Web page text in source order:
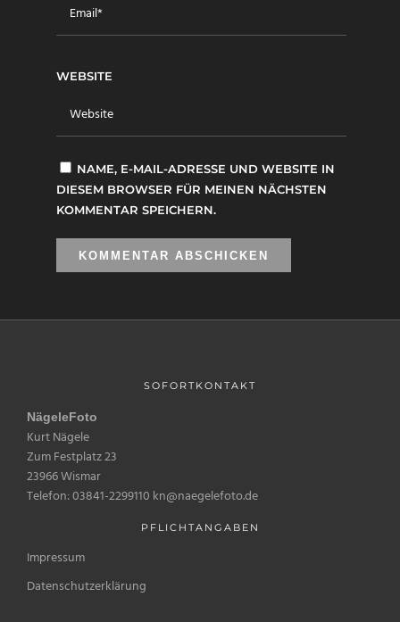
WEBSITE
NAME, E-MAIL-ADRESSE UND WEBSITE IN
DIESEM BROWSER FÜR MEINEN NÄCHSTEN
KOMMENTAR SPEICHERN.
SOFORTKONTAKT
NägeleFoto
Kurt Nägele
Zum Festplatz 23
23966 Wismar
Telefon: 03841-2299110 kn@naegelefoto.de
PFLICHTANGABEN
Impressum
Datenschutzerklärung